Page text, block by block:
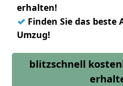
erhalten!
✓ Finden Sie das
Umzug!
blitzschnell